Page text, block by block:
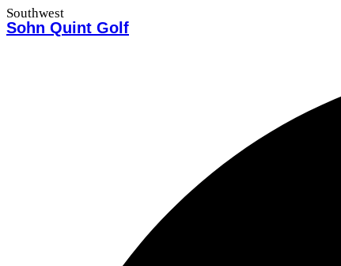
Southwest
Sohn Quint Golf